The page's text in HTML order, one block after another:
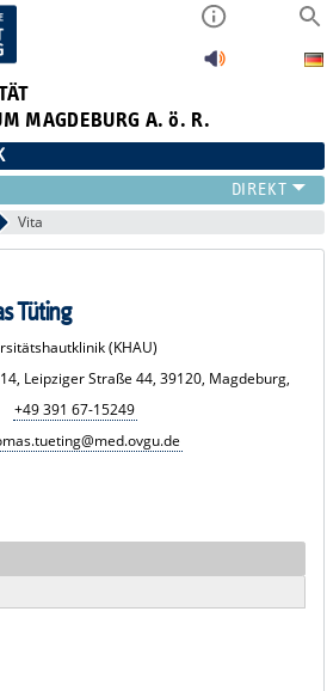
MAGDEBURG A. ö. R.
Vita
Tüting
(KHAU)
Leipziger Straße 44, 39120, Magdeburg,
+49 391 67-15249